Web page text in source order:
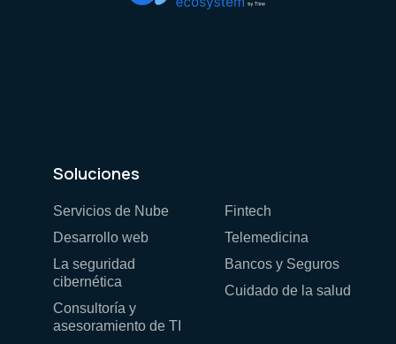
Soluciones
Servicios de Nube
Desarrollo web
La seguridad
cibernética
Consultoría y
asesoramiento de TI
Fintech
Telemedicina
Bancos y Seguros
Cuidado de la salud